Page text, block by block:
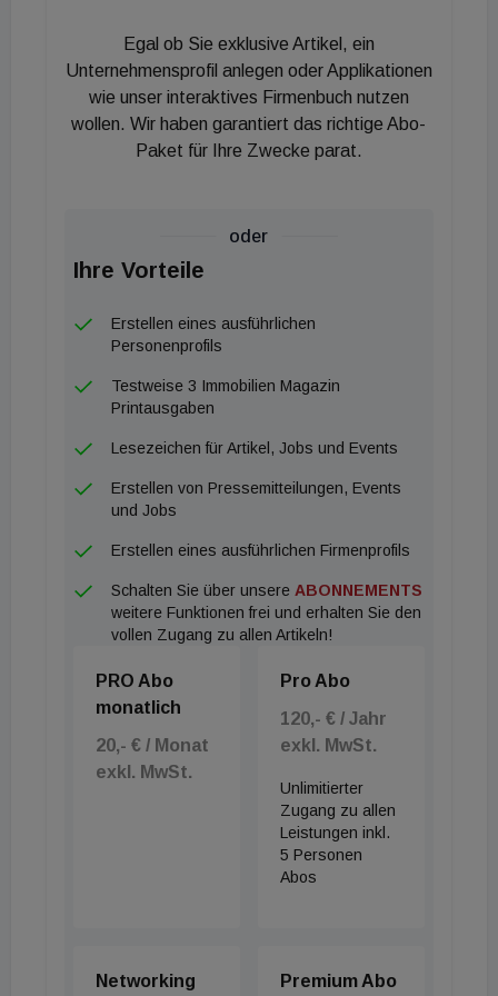
positionieren wollen, versuchen zwangsläufig, neue
Maßstäbe zu setzen. In Europa ist das
Investmentvolumen in Gewerbeimmobilien im
Vergleich zum Vorjahr um 63 Prozent gesunken und
lag im ersten Quartal 2023 bei 26,5 Milliarden Euro.
Insgesamt verzeichneten alle Anlageklassen und
Märkte rückläufige Investitionsvolumina. Dennoch
stachen Diversifizierungsanlagen aufgrund ihres
defensiveren Profils hervor. So ging beispielsweise
das Investmentvolumen in europäische
Gesundheitsimmobilien in den letzten zwölf
Milliarden Euro dennoch über dem langfristigen
bleiben die dynamischsten europäischen
Immobilienmärkte trotz eines Rückgangs des
Investitionsvolumens um 68 Prozent bzw. 71
Frankreich sind dagegen am robustesten und
verzeichneten Rückgänge von weniger als 30
Prozent. Der Aufwärtstrend bei den
Immobilienrenditen in peripheren Lagen setzte sich
im ersten Quartal europaweit in einer Spanne von
25 bis 50 Basispunkten fort, während die
Spitzenrenditen für Büroimmobilien weitgehend
Egal ob Sie exklusive Artikel, ein
Unternehmensprofil anlegen oder Applikationen
wie unser interaktives Firmenbuch nutzen
wollen. Wir haben garantiert das richtige Abo-
Paket für Ihre Zwecke parat.
oder
Ihre Vorteile
Erstellen eines ausführlichen
Personenprofils
Testweise 3 Immobilien Magazin
Printausgaben
Lesezeichen für Artikel, Jobs und Events
Erstellen von Pressemitteilungen, Events
und Jobs
Erstellen eines ausführlichen Firmenprofils
Schalten Sie über unsere ABONNEMENTS
weitere Funktionen frei und erhalten Sie den
vollen Zugang zu allen Artikeln!
PRO Abo
monatlich
20,- € / Monat
exkl. MwSt.
Pro Abo
120,- € / Jahr
exkl. MwSt.
Unlimitierter
Zugang zu allen
Leistungen inkl.
5 Personen
Abos
Networking
Premium Abo